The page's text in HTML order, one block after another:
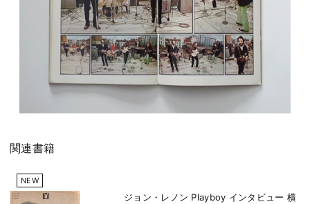
関連書籍
NEW
ジョン・レノン Playboy インタビュー 横